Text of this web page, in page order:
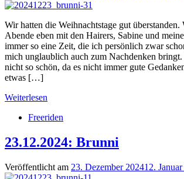
Wir hatten die Weihnachtstage gut überstanden.
Abende eben mit den Hairers, Sabine und
immer so eine Zeit, die ich persönlich zwar
mich unglaublich auch zum Nachdenken
nicht so schön, da es nicht immer gute
etwas […]
Weiterlesen
Freeriden
23.12.2024: Brunni
Veröffentlicht am 23. Dezember 202412.